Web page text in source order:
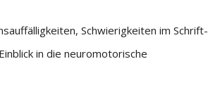
Schwierigkeiten im Schrift-
in die neuromotorische